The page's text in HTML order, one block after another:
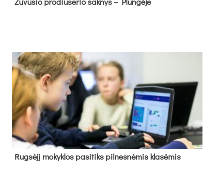
Rug­sė­jį mo­kyk­los pa­si­tiks pil­nes­nė­mis kla­sė­mis